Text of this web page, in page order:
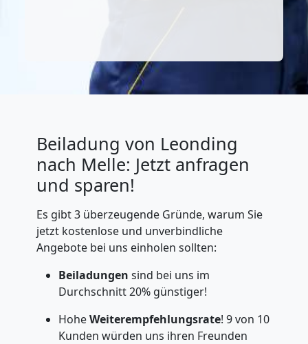
Beiladung von Leonding
nach Melle: Jetzt anfragen
und sparen!
Es gibt 3 überzeugende Gründe, warum Sie
jetzt kostenlose und unverbindliche
Angebote bei uns einholen sollten:
Beiladungen sind bei uns im
Durchschnitt 20% günstiger!
HoheWeiterempfehlungsrate! 9 von 10
Kunden würden uns ihren Freunden